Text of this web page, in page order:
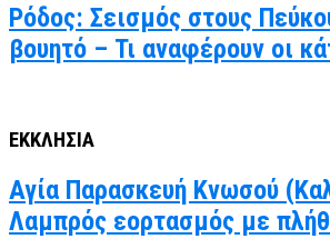
Ρόδος: Σεισμός στους
βουητό – Τι αναφέρουν οι
ΕΚΚΛΗΣΙΑ
Αγία Παρασκευή Κνωσού
Λαμπρός εορτασμός με